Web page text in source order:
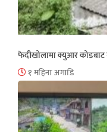
फेदीखोलामा क्युआर कोडबाट
१ महिना अगाडि